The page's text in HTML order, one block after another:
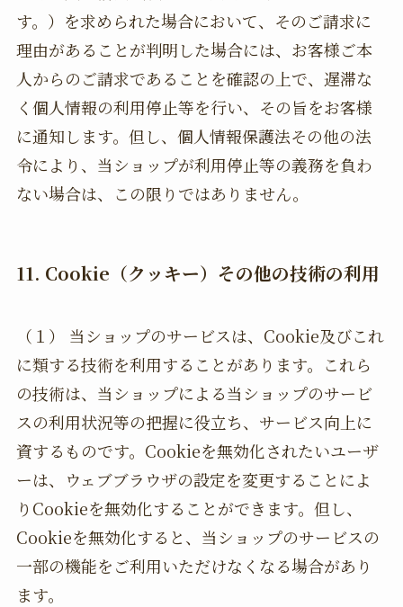
す。）を求められた場合において、そのご請求に
理由があることが判明した場合には、お客様ご本
人からのご請求であることを確認の上で、遅滞な
く個人情報の利用停止等を行い、その旨をお客様
に通知します。但し、個人情報保護法その他の法
令により、当ショップが利用停止等の義務を負わ
ない場合は、この限りではありません。
11. Cookie（クッキー）その他の技術の利用
（１） 当ショップのサービスは、Cookie及びこれ
に類する技術を利用することがあります。これら
の技術は、当ショップによる当ショップのサービ
スの利用状況等の把握に役立ち、サービス向上に
資するものです。Cookieを無効化されたいユーザ
ーは、ウェブブラウザの設定を変更することによ
りCookieを無効化することができます。但し、
Cookieを無効化すると、当ショップのサービスの
一部の機能をご利用いただけなくなる場合があり
ます。